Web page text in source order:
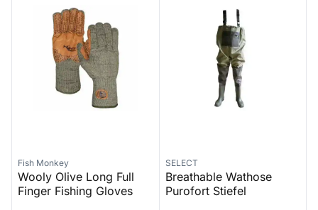
Fish Monkey
Wooly Olive Long Full
Finger Fishing Gloves
SELECT
Breathable Wathose
Purofort Stiefel